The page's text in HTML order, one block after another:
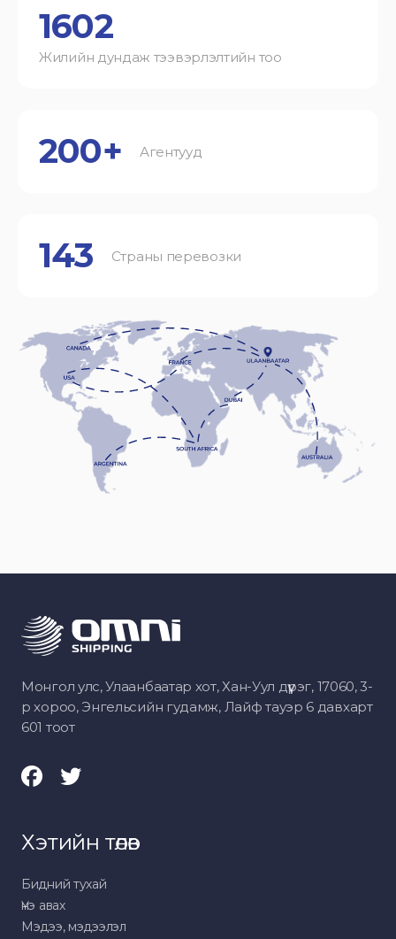
1602
Жилийн дундаж тээвэрлэлтийн тоо
200+ Агентууд
143 Страны перевозки
Монгол улс, Улаанбаатар хот, Хан-Уул дүүрэг, 17060, 3-
р хороо, Энгельсийн гудамж, Лайф тауэр 6 давхарт
601 тоот
Хэтийн төлөв
Бидний тухай
Үнэ авах
Мэдээ, мэдээлэл